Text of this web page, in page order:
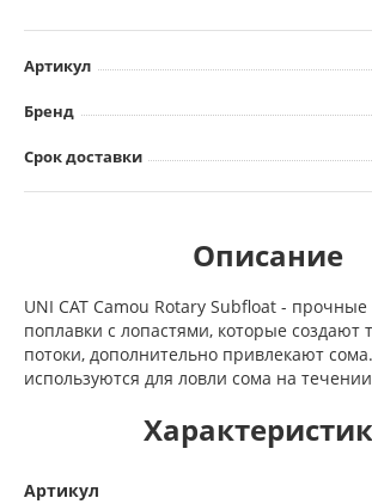
Артикул
Бренд
Срок доставки
Описание
UNI CAT Camou Rotary Subfloat -
поплавки с лопастями, которые создают
потоки, дополнительно привлекают
используются для ловли сома на
Артикул